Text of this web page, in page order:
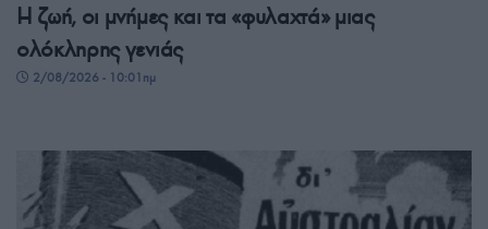
Η ζωή, οι μνήμες και τα «φυλαχτά» μιας
ολόκληρης γενιάς
2/08/2026 - 10:01πμ